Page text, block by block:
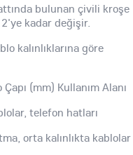
bulunan çivili kroşe
kadar değişir.
kalınlıklarına göre
(mm) Kullanım Alanı
telefon hatları
orta kalınlıkta kablolar